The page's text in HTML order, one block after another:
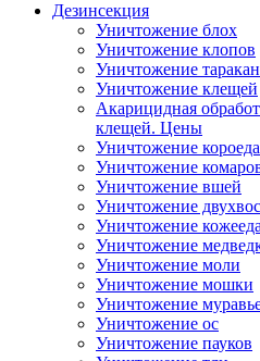
Дезинсекция
Уничтожение блох
Уничтожение клопов
Уничтожение
Уничтожение клещей
Акарицидная
клещей. Цены
Уничтожение короеда
Уничтожение
Уничтожение вшей
Уничтожение
Уничтожение кожееда
Уничтожение
Уничтожение моли
Уничтожение мошки
Уничтожение
Уничтожение ос
Уничтожение пауков